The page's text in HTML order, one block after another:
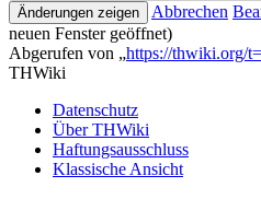
Abbrechen
neuen Fenster geöffnet)
Abgerufen von „https://thwiki.org/
THWiki
Datenschutz
Über THWiki
Haftungsausschluss
Klassische Ansicht